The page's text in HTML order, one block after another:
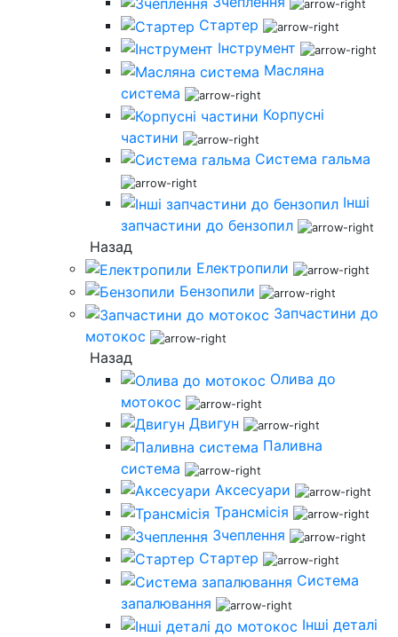
Стартер
Інструмент
Масляна
система
Корпусні
частини
Система гальма
Інші
запчастини до бензопил
Назад
Електропили
Бензопили
Запчастини до
мотокос
Назад
Олива до
мотокос
Двигун
Паливна
система
Аксесуари
Трансмісія
Зчеплення
Стартер
Система
запалювання
Інші деталі